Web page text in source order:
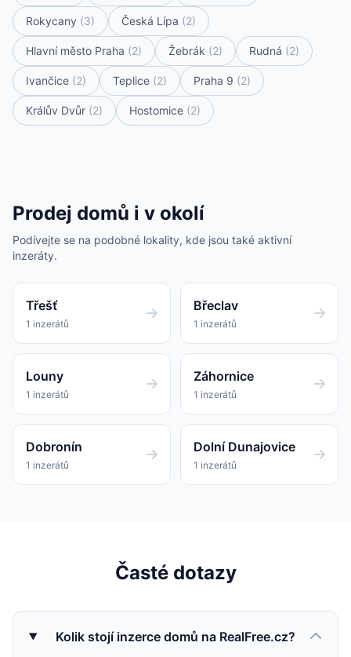
Rokycany (3) Česká Lípa (2)
Hlavní město Praha (2) Žebrák (2) Rudná (2)
Ivančice (2) Teplice (2) Praha 9 (2)
Králův Dvůr (2) Hostomice (2)
Prodej domů i v okolí
Podívejte se na podobné lokality, kde jsou také aktivní
inzeráty.
Třešť
1 inzerátů
Břeclav
1 inzerátů
Louny
1 inzerátů
Záhornice
1 inzerátů
Dobronín
1 inzerátů
Dolní Dunajovice
1 inzerátů
Časté dotazy
Kolik stojí inzerce domů na RealFree.cz?